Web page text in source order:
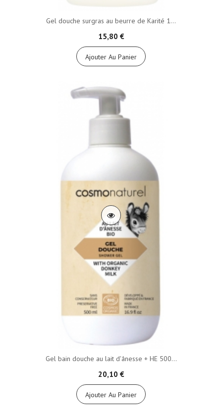
Gel douche surgras au beurre de Karité 1...
15,80 €
Ajouter Au Panier
Gel bain douche au lait d'ânesse + HE 500...
20,10 €
Ajouter Au Panier